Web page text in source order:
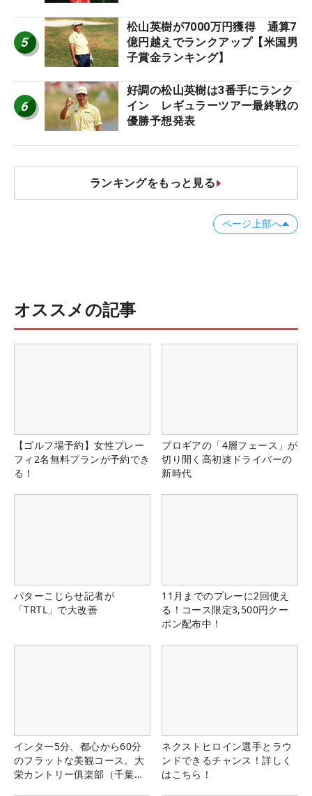
5
松山英樹が7000万円獲得 通算7
億円越えでランクアップ【米国男
子賞金ランキング】
6
好調の松山英樹は3番手にランク
イン レギュラーツアー最終戦の
優勝予想発表
ランキングをもっと見る
ページ上部へ
オススメの記事
【ゴルフ場予約】女性プレー
フィ2名無料プランが予約でき
る！
プロギアの「4層フェース」が
切り開く高初速ドライバーの
新時代
パターこじらせ記者が
「TRTL」で大改善
11月までのプレーに2回使え
る！コース限定3,500円クー
ポン配布中！
インター5分、都心から60分
のフラットな美観コース。大
栄カントリー俱楽部（千葉
ネクストヒロイン選手とラウ
ンドできるチャンス！詳しく
はこちら！